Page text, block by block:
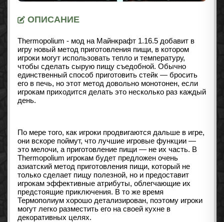
ОПИСАНИЕ
Thermopolium - мод на Майнкрафт 1.16.5 добавит в
игру новый метод приготовления пищи, в котором
игроки могут использовать тепло и температуру,
чтобы сделать сырую пищу съедобной. Обычно
единственный способ приготовить стейк — бросить
его в печь, но этот метод довольно монотонен, если
игрокам приходится делать это несколько раз каждый
день.
По мере того, как игроки продвигаются дальше в игре,
они вскоре поймут, что лучшие игровые функции —
это мелочи, а приготовление пищи — не их часть. В
Thermopolium игрокам будет предложен очень
азиатский метод приготовления пищи, который не
только сделает пищу полезной, но и предоставит
игрокам эффективные атрибуты, облегчающие их
предстоящие приключения. В то же время
Термополиум хорошо детализирован, поэтому игроки
могут легко разместить его на своей кухне в
декоративных целях.